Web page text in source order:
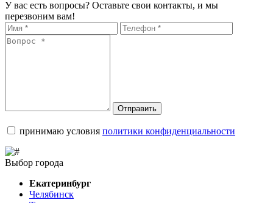
У вас есть вопросы? Оставьте свои контакты, и мы
перезвоним вам!
Отправить
принимаю условия политики конфиденциальности
Выбор города
Екатеринбург
Челябинск